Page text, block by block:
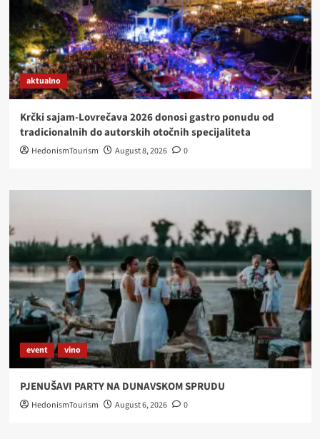
aktualno
Krčki sajam-Lovrečava 2026 donosi gastro ponudu od
tradicionalnih do autorskih otočnih specijaliteta
HedonismTourism August 8, 2026 0
event vino
PJENUŠAVI PARTY NA DUNAVSKOM SPRUDU
HedonismTourism August 6, 2026 0